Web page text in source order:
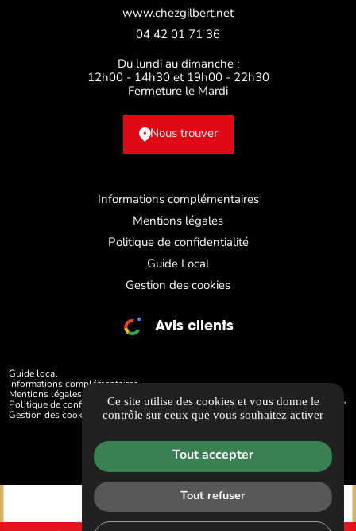
www.chezgilbert.net
04 42 01 71 36
Du lundi au dimanche :
12h00 - 14h30 et 19h00 - 22h30
Fermeture le Mardi
Nous trouver
Informations complémentaires
Mentions légales
Politique de confidentialité
Guide Local
Gestion des cookies
Avis clients
Guide local
Informations complémentaires
Mentions légales
Politique de confidentialité
Gestion des cookies
Ce site utilise des cookies et vous donne le
contrôle sur ceux que vous souhaitez activer
Tout accepter
Tout refuser